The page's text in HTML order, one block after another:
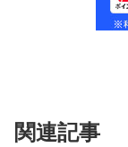
関連記事